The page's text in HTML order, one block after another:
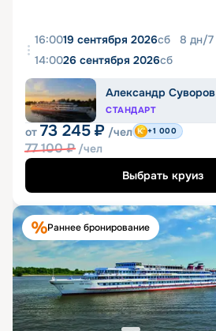
16:0019 сентября 2026сб 8 дн/7
14:0026 сентября 2026сб
Александр Суворов
СТАНДАРТ
от 73 245 ₽ /чел
77 100₽ /чел
+1 000
Выбрать круиз
Раннее бронирование